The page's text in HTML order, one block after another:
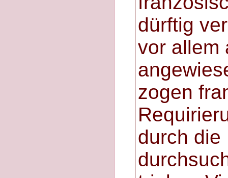
dürftig
vor allem
zogen
durch die